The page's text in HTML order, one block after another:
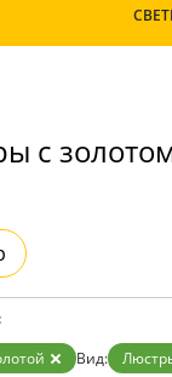
Черные
с
Вид: